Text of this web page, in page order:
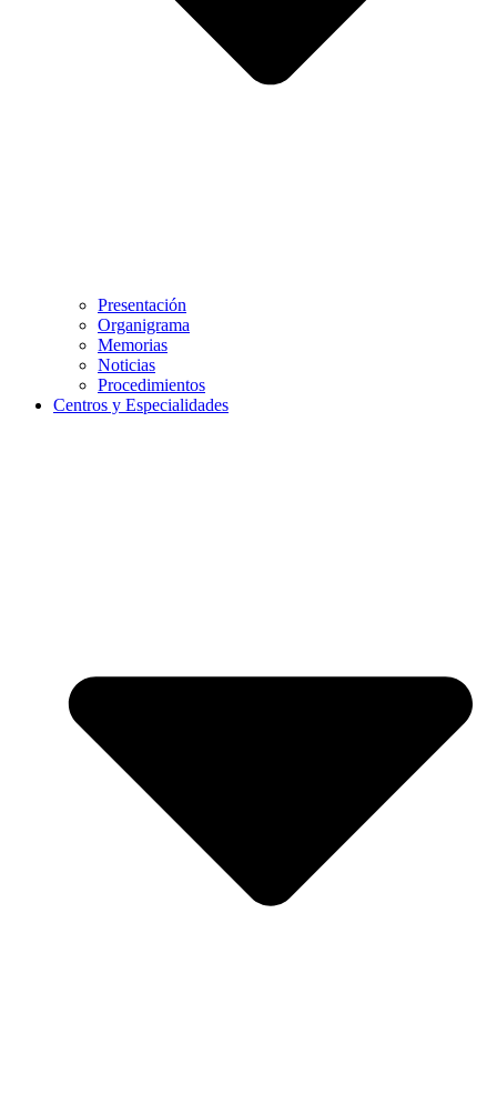
Presentación
Organigrama
Memorias
Noticias
Procedimientos
Centros y Especialidades